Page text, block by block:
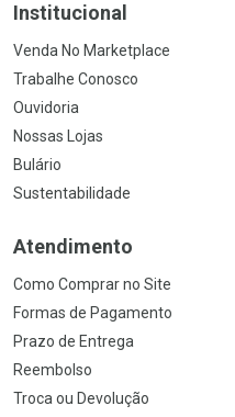
Institucional
Venda No Marketplace
Trabalhe Conosco
Ouvidoria
Nossas Lojas
Bulário
Sustentabilidade
Atendimento
Como Comprar no Site
Formas de Pagamento
Prazo de Entrega
Reembolso
Troca ou Devolução